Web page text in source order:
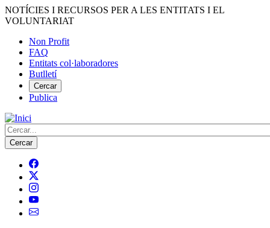
Vés
al
NOTÍCIES I RECURSOS PER A LES ENTITATS I EL
VOLUNTARIAT
Menú
del
compte
d'usuari
Non Profit
FAQ
Entitats col·laboradores
Butlletí
Cercar
Publica
Cerca